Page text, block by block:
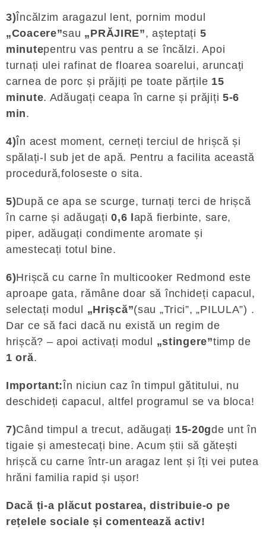
3)Încălzim aragazul lent, pornim modul
„Coacere”sau „PRĂJIRE”, așteptați 5
minutepentru vas pentru a se încălzi. Apoi
turnați ulei rafinat de floarea soarelui, aruncați
carnea de porc și prăjiți pe toate părțile 15
minute. Adăugați ceapa în carne și prăjiți 5-6
min.
4)În acest moment, cerneți terciul de hrișcă și
spălați-l sub jet de apă. Pentru a facilita această
procedură,foloseste o sita.
5)După ce apa se scurge, turnați terci de hrișcă
în carne și adăugați0,6 lapă fierbinte, sare,
piper, adăugați condimente aromate și
amestecați totul bine.
6)Hrișcă cu carne în multicooker Redmond este
aproape gata, rămâne doar să închideți capacul,
selectați modul „Hrișcă”(sau „Trici”, „PILULA”) .
Dar ce să faci dacă nu există un regim de
hrișcă? – apoi activați modul „stingere”timp de
1 oră.
Important:În niciun caz în timpul gătitului, nu
deschideți capacul, altfel programul se va bloca!
7)Când timpul a trecut, adăugați 15-20gde unt în
tigaie și amestecați bine. Acum știi să gătești
hrișcă cu carne într-un aragaz lent și îți vei putea
hrăni familia rapid și ușor!
Dacă ți-a plăcut postarea, distribuie-o pe
rețelele sociale și comentează activ!